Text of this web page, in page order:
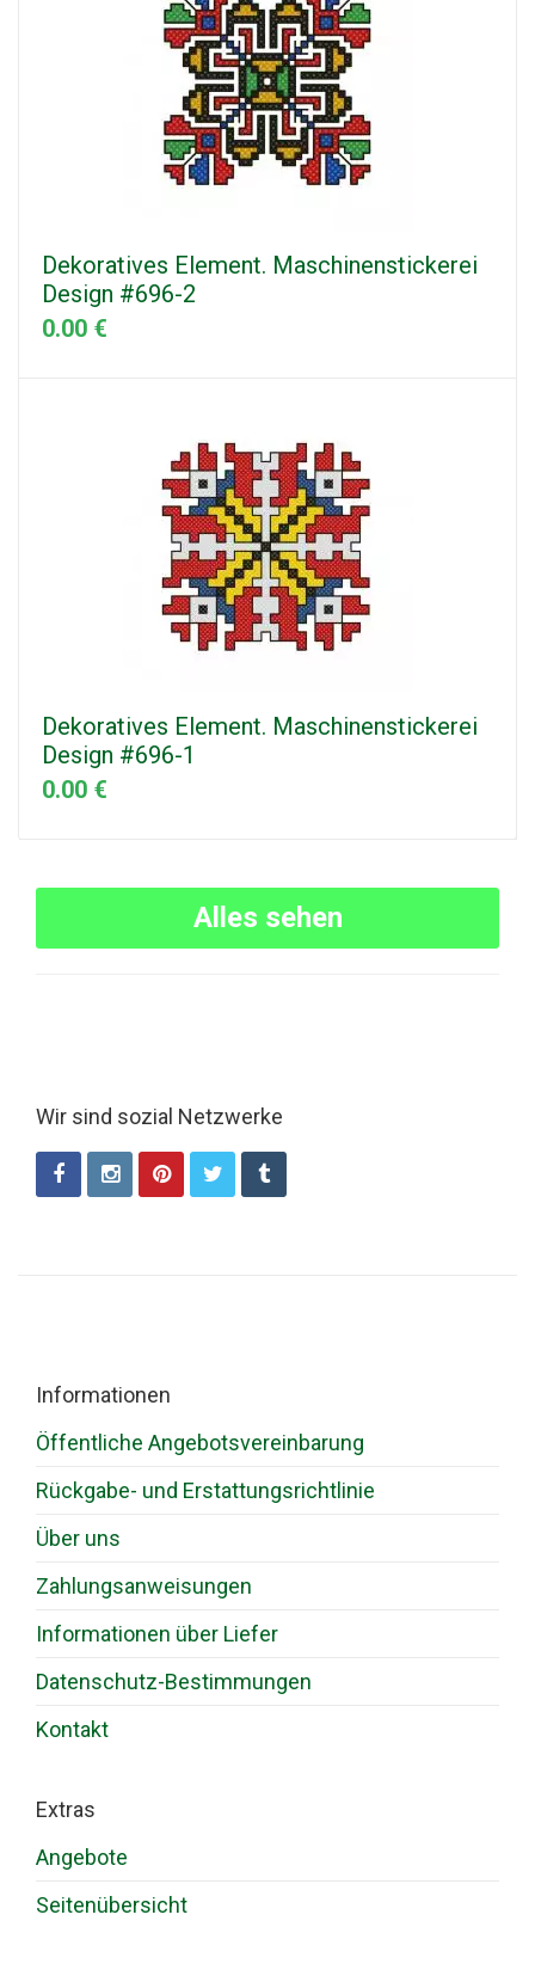
Dekoratives Element. Maschinenstickerei
Design #696-2
0.00 €
Dekoratives Element. Maschinenstickerei
Design #696-1
0.00 €
Alles sehen
Wir sind sozial Netzwerke
Informationen
Öffentliche Angebotsvereinbarung
Rückgabe- und Erstattungsrichtlinie
Über uns
Zahlungsanweisungen
Informationen über Liefer
Datenschutz-Bestimmungen
Kontakt
Extras
Angebote
Seitenübersicht